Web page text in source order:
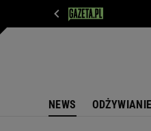
NEWS ODŻYWIANIE